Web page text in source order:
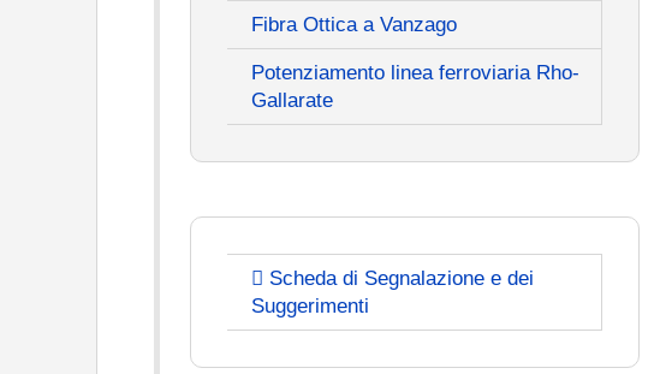
Fibra Ottica a Vanzago
Potenziamento linea ferroviaria Rho-
Gallarate
Scheda di Segnalazione e dei
Suggerimenti